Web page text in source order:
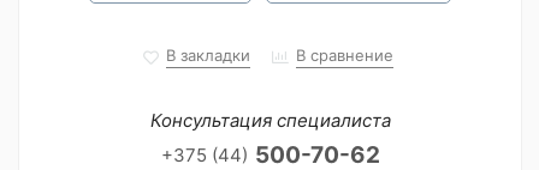
В закладки В сравнение
Консультация специалиста
+375 (44) 500-70-62